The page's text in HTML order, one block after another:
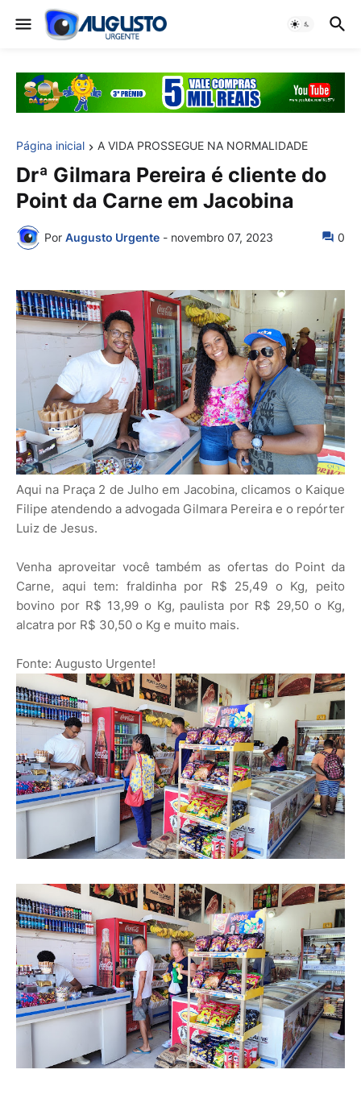
Página inicial A VIDA PROSSEGUE NA NORMALIDADE
Drª Gilmara Pereira é cliente do
Point da Carne em Jacobina
Por Augusto Urgente - novembro 07, 2023 0
Aqui na Praça 2 de Julho em Jacobina, clicamos o Kaique
Filipe atendendo a advogada Gilmara Pereira e o repórter
Luiz de Jesus.
Venha aproveitar você também as ofertas do Point da
Carne, aqui tem: fraldinha por R$ 25,49 o Kg, peito
bovino por R$ 13,99 o Kg, paulista por R$ 29,50 o Kg,
alcatra por R$ 30,50 o Kg e muito mais.
Fonte: Augusto Urgente!